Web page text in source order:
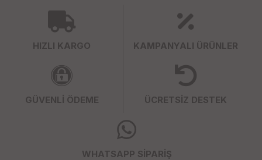
HIZLI KARGO KAMPANYALI ÜRÜNLER
GÜVENLİ ÖDEME ÜCRETSİZ DESTEK
WHATSAPP SİPARİŞ